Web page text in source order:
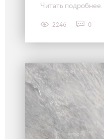
Читать
2246 0